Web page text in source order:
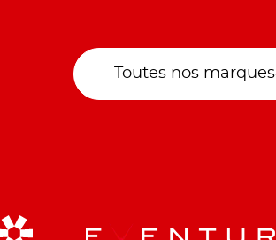
Toutes nos marques